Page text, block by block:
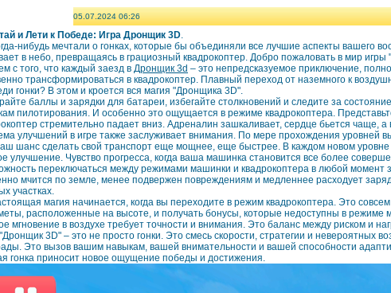
05.07.2024 06:26
и Лети к Победе: Игра Дронщик 3D.
нибудь мечтали о гонках, которые бы объединяли все лучшие аспекты вашего
в небо, превращаясь в грациозный квадрокоптер. Добро пожаловать в мир
с того, что каждый заезд в Дронщик 3d – это непредсказуемое приключение,
трансформироваться в квадрокоптер. Плавный переход от наземного к
гонки? В этом и кроется вся магия "Дронщика 3D".
баллы и зарядки для батареи, избегайте столкновений и следите за
пилотирования. И особенно это ощущается в режиме квадрокоптера.
стремительно падает вниз. Адреналин зашкаливает, сердце бьется чаще,
улучшений в игре также заслуживает внимания. По мере прохождения уровней
шанс сделать свой транспорт еще мощнее, еще быстрее. В каждом новом уровне
улучшение. Чувство прогресса, когда ваша машинка становится все более
переключаться между режимами машинки и квадрокоптера в любой
мчится по земле, менее подвержен повреждениям и медленнее расходует
участках.
магия начинается, когда вы переходите в режим квадрокоптера. Это
расположенные на высоте, и получать бонусы, которые недоступны в
мгновение в воздухе требует точности и внимания. Это баланс между риском и
3D" – это не просто гонки. Это смесь скорости, стратегии и невероятных
Это вызов вашим навыкам, вашей внимательности и вашей способности
гонка приносит новое ощущение победы и достижения.